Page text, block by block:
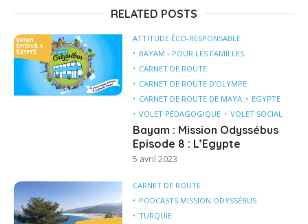
RELATED POSTS
ATTITUDE ÉCO-RESPONSABLE
BAYAM - POUR LES FAMILLES
CARNET DE ROUTE
CARNET DE ROUTE D'OLYMPE
CARNET DE ROUTE DE MAYA
EGYPTE
VOLET PÉDAGOGIQUE
VOLET SOCIAL
Bayam : Mission Odyssébus
Episode 8 : L’Egypte
5 avril 2023
CARNET DE ROUTE
PODCASTS MISSION ODYSSÉBUS
TURQUIE